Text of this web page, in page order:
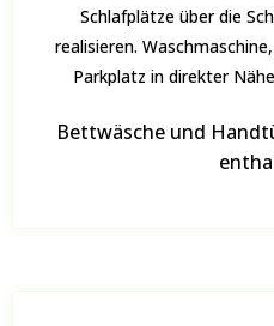
Schlafplätze über die
realisieren.
Parkplatz in direkter
Bettwäsche und